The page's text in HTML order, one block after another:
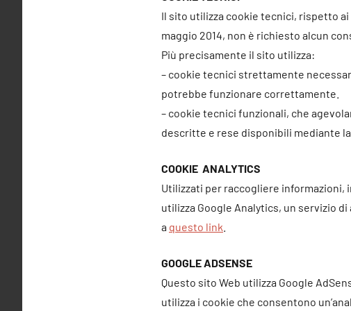
Il sito utilizza cookie tecnici, rispetto ai
maggio 2014, non è richiesto alcun
Più precisamente il sito utilizza:
– cookie tecnici strettamente
potrebbe funzionare correttamente.
– cookie tecnici funzionali, che
descritte e rese disponibili mediante
COOKIE ANALYTICS
Utilizzati per raccogliere informazioni,
utilizza Google Analytics, un servizio
a questo link
GOOGLE ADSENSE
Questo sito Web utilizza Google
utilizza i cookie che consentono